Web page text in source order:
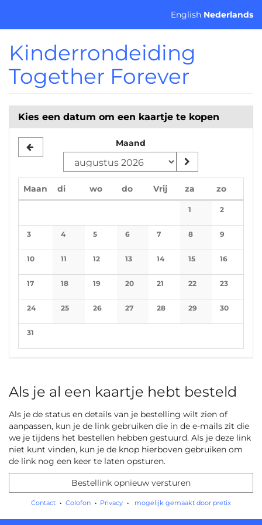
English Nederlands
Kinderrondeiding
Together Forever
Kies een datum om een kaartje te kopen
Maand
Maan maandag
didinsdag
wowoensdag
dodonderdag
Vrijvrijdag
za zaterdag
zozondag
1
No events
2
No events
3
No events
4
No events
5
No events
6
No events
7
No events
8
No events
9
No events
10
No events
11
No events
12
No events
13
No events
14
No events
15
No events
16
No events
17
No events
18
No events
19
No events
20
No events
21
No events
22
No events
23
No events
24
No events
25
No events
26
No events
27
No events
28
No events
29
No events
30
No events
31
No events
Als je al een kaartje hebt besteld
Als je de status en details van je bestelling wilt zien of
aanpassen, kun je de link gebruiken die in de e-mails zit die
we je tijdens het bestellen hebben gestuurd. Als je deze link
niet kunt vinden, kun je de knop hierboven gebruiken om
de link nog een keer te laten opsturen.
Bestellink opnieuw versturen
Contact Colofon Privacy mogelijk gemaakt door pretix